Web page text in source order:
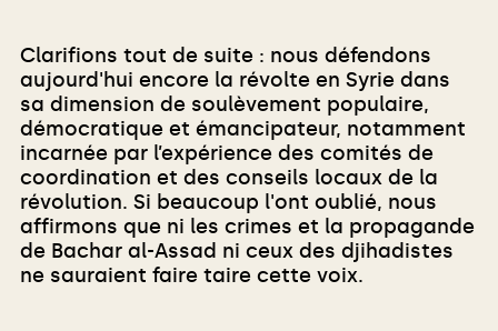
Clarifions tout de suite : nous défendons
aujourd'hui encore la révolte en Syrie dans
sa dimension de soulèvement populaire,
démocratique et émancipateur, notamment
incarnée par l’expérience des comités de
coordination et des conseils locaux de la
révolution. Si beaucoup l'ont oublié, nous
affirmons que ni les crimes et la propagande
de Bachar al-Assad ni ceux des djihadistes
ne sauraient faire taire cette voix.